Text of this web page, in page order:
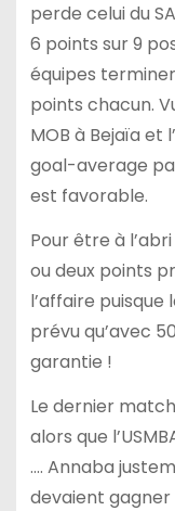
perde celui du
6 points sur 9
équipes
points chacun.
MOB à Bejaïa et
goal-average
est favorable.
Pour être à
ou deux points
l’affaire puisque
prévu qu’avec
garantie !
Le dernier
alors que
…. Annaba
devaient